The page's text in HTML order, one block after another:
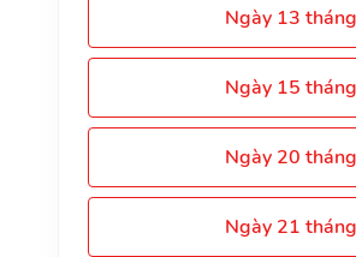
Ngày 13
Ngày 15
Ngày 20
Ngày 21